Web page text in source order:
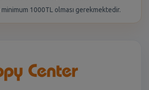
minimum 1000TL olması gerekmektedir.